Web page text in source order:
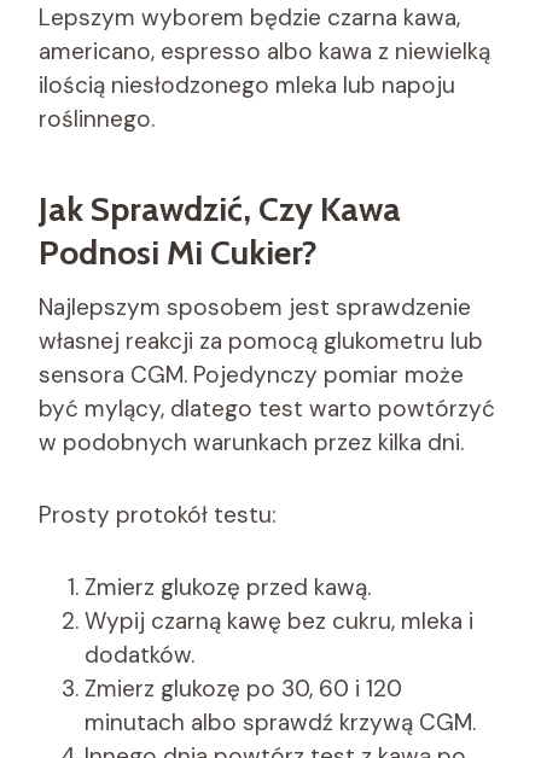
Lepszym wyborem będzie czarna kawa,
americano, espresso albo kawa z niewielką
ilością niesłodzonego mleka lub napoju
roślinnego.
Jak Sprawdzić, Czy Kawa
Podnosi Mi Cukier?
Najlepszym sposobem jest sprawdzenie
własnej reakcji za pomocą glukometru lub
sensora CGM. Pojedynczy pomiar może
być mylący, dlatego test warto powtórzyć
w podobnych warunkach przez kilka dni.
Prosty protokół testu:
Zmierz glukozę przed kawą.
Wypij czarną kawę bez cukru, mleka i
dodatków.
Zmierz glukozę po 30, 60 i 120
minutach albo sprawdź krzywą CGM.